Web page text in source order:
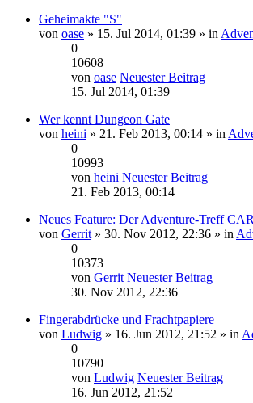
Geheimakte "S"
von oase » 15. Jul 2014, 01:39 » in
0
10608
von oase Neuester Beitrag
15. Jul 2014, 01:39
Wer kennt Dungeon Gate
von heini » 21. Feb 2013, 00:14 » in
0
10993
von heini Neuester Beitrag
21. Feb 2013, 00:14
Neues Feature: Der Adventure-Treff
von Gerrit » 30. Nov 2012, 22:36 » in
0
10373
von Gerrit Neuester Beitrag
30. Nov 2012, 22:36
Fingerabdrücke und Frachtpapiere
von Ludwig » 16. Jun 2012, 21:52 » in
0
10790
von Ludwig Neuester Beitrag
16. Jun 2012, 21:52